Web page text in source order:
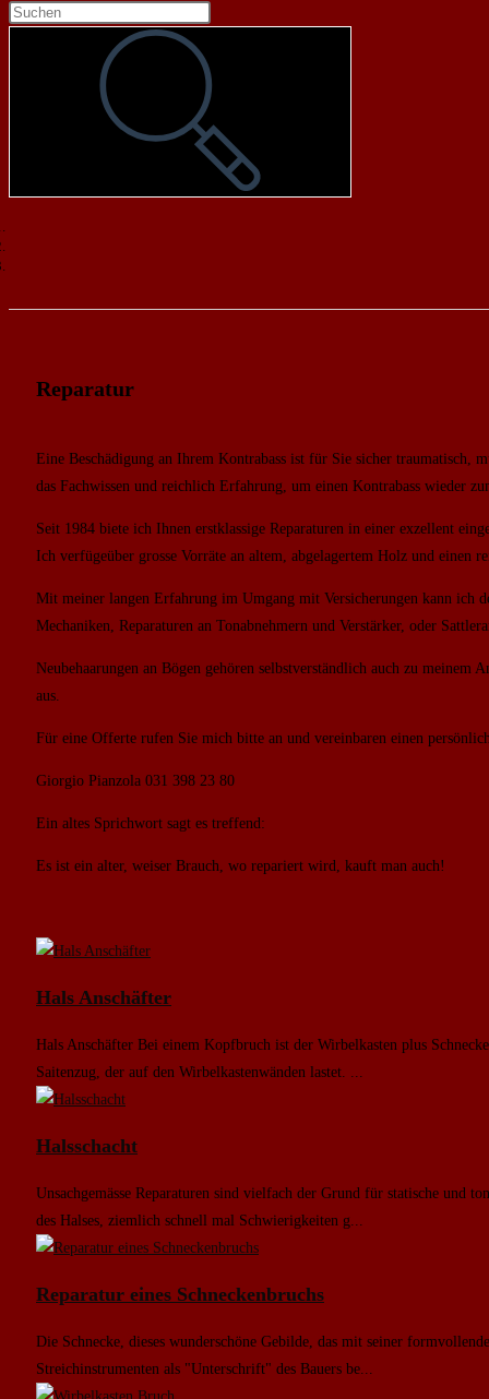
Reparatur
Eine Beschädigung an Ihrem Kontrabass ist für Sie sicher traumatisch,
das Fachwissen und reichlich Erfahrung, um einen Kontrabass wieder
Seit 1984 biete ich Ihnen erstklassige Reparaturen in einer exzellent
Ich verfügeüber grosse Vorräte an altem, abgelagertem Holz und einen
Mit meiner langen Erfahrung im Umgang mit Versicherungen kann ich
Mechaniken, Reparaturen an Tonabnehmern und Verstärker, oder
Neubehaarungen an Bögen gehören selbstverständlich auch zu meinem
aus.
Für eine Offerte rufen Sie mich bitte an und vereinbaren einen
Giorgio Pianzola 031 398 23 80
Ein altes Sprichwort sagt es treffend:
Es ist ein alter, weiser Brauch, wo repariert wird, kauft man auch!
Hals Anschäfter
Hals Anschäfter Bei einem Kopfbruch ist der Wirbelkasten plus
Saitenzug, der auf den Wirbelkastenwänden lastet. ...
Halsschacht
Unsachgemässe Reparaturen sind vielfach der Grund für statische und
des Halses, ziemlich schnell mal Schwierigkeiten g...
Reparatur eines Schneckenbruchs
Die Schnecke, dieses wunderschöne Gebilde, das mit seiner
Streichinstrumenten als "Unterschrift" des Bauers be...